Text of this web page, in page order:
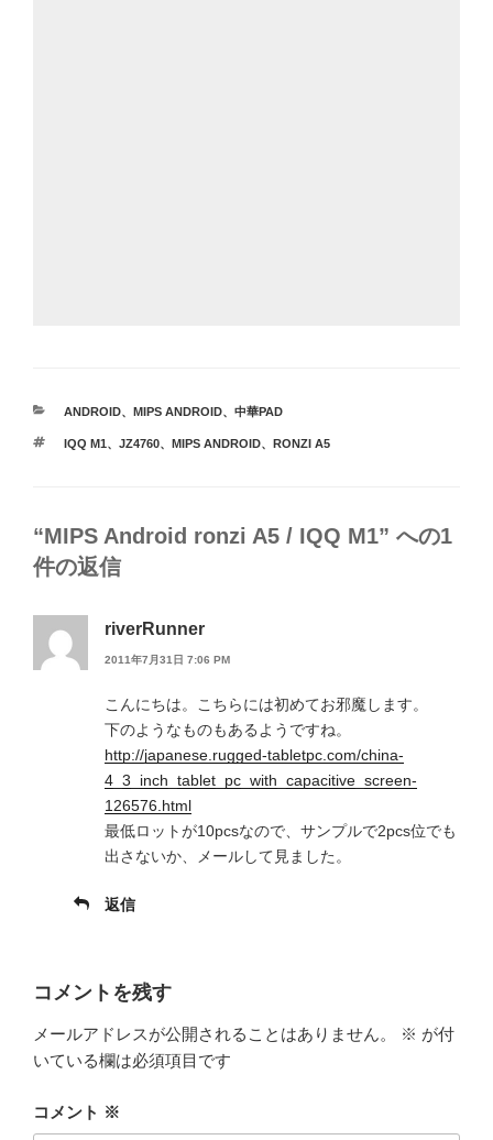
カ
ゴ
ANDROID、 MIPS ANDROID、 中華PAD
タIQQ M1、 JZ4760、 MIPS ANDROID、 RONZI A5
“MIPS Android ronzi A5 / IQQ M1” への1
件の返信
riverRunner
2011年7月31日 7:06 PM
こんにちは。こちらには初めてお邪魔します。
下のようなものもあるようですね。
http://japanese.rugged-tabletpc.com/china-
4_3_inch_tablet_pc_with_capacitive_screen-
126576.html
最低ロットが10pcsなので、サンプルで2pcs位でも
出さないか、メールして見ました。
返信
コメントを残す
メールアドレスが公開されることはありません。 ※ が付
いている欄は必須項目です
コメント ※